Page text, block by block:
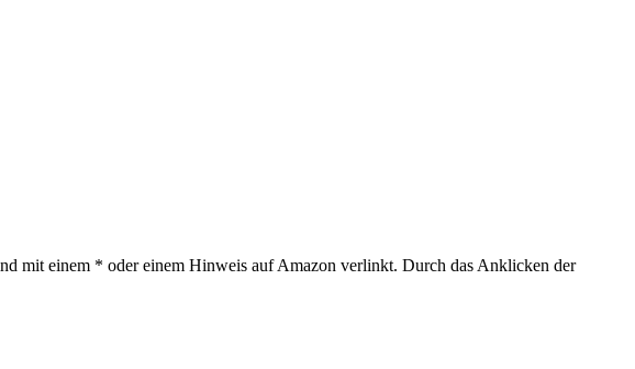
mit einem * oder einem Hinweis auf Amazon verlinkt. Durch das Anklicken der